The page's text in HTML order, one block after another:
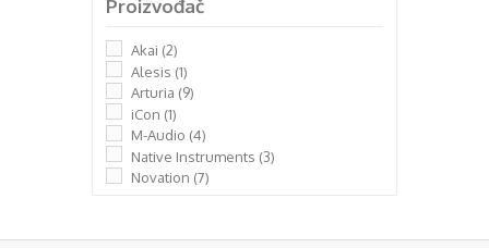
Proizvođač
Akai (2)
Alesis (1)
Arturia (9)
iCon (1)
M-Audio (4)
Native Instruments (3)
Novation (7)